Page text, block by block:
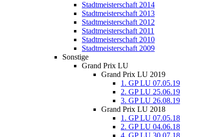
Stadtmeisterschaft 2014
Stadtmeisterschaft 2013
Stadtmeisterschaft 2012
Stadtmeisterschaft 2011
Stadtmeisterschaft 2010
Stadtmeisterschaft 2009
Sonstige
Grand Prix LU
Grand Prix LU 2019
1. GP LU 07.05.19
2. GP LU 25.06.19
3. GP LU 26.08.19
Grand Prix LU 2018
1. GP LU 07.05.18
2. GP LU 04.06.18
4. GP LU 30.07.18